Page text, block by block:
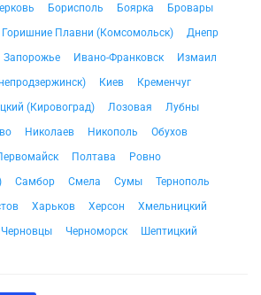
Борисполь Боярка
Бровары
Горишние Плавни (Комсомольск)
Днепр
Запорожье Ивано-Франковск
Измаил
Киев
Кременчуг
(Кировоград) Лозовая
Лубны
Николаев Никополь
Обухов
Полтава
Ровно
Самбор Смела Сумы
Тернополь
Харьков Херсон
Хмельницкий
Черновцы Черноморск Шептицкий